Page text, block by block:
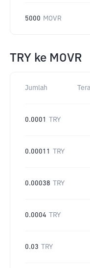
5000 MOVR
TRY ke MOVR
Jumlah
0.0001 TRY
0.00011 TRY
0.00038 TRY
0.0004 TRY
0.03 TRY